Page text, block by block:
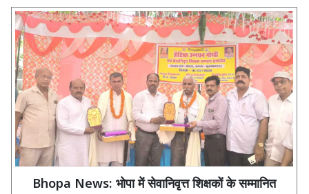
Bhopa News: भोपा में सेवानिवृत्त शिक्षकों के सम्मानित